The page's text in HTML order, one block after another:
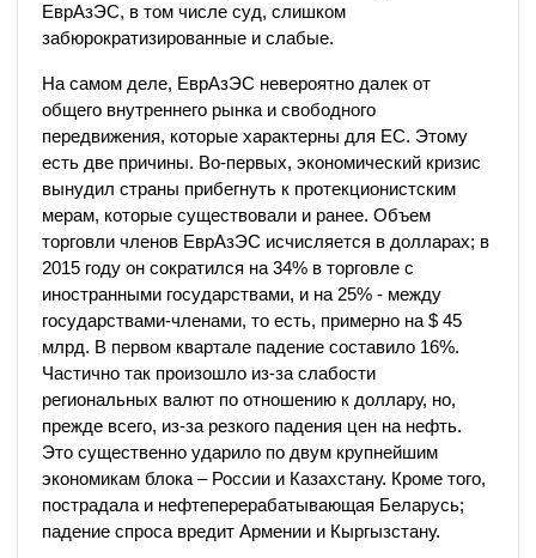
ЕврАзЭС, в том числе суд, слишком
забюрократизированные и слабые.
На самом деле, ЕврАзЭС невероятно далек от
общего внутреннего рынка и свободного
передвижения, которые характерны для ЕС. Этому
есть две причины. Во-первых, экономический кризис
вынудил страны прибегнуть к протекционистским
мерам, которые существовали и ранее. Объем
торговли членов ЕврАзЭС исчисляется в долларах; в
2015 году он сократился на 34% в торговле с
иностранными государствами, и на 25% - между
государствами-членами, то есть, примерно на $ 45
млрд. В первом квартале падение составило 16%.
Частично так произошло из-за слабости
региональных валют по отношению к доллару, но,
прежде всего, из-за резкого падения цен на нефть.
Это существенно ударило по двум крупнейшим
экономикам блока – России и Казахстану. Кроме того,
пострадала и нефтеперерабатывающая Беларусь;
падение спроса вредит Армении и Кыргызстану.